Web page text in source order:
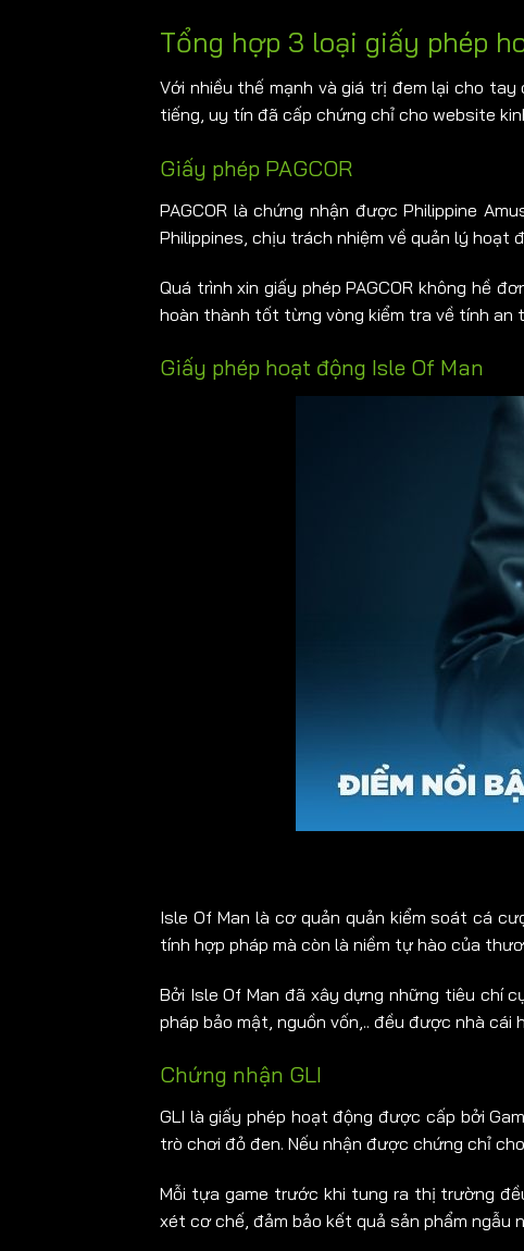
Tổng hợp 3 loại giấy phép
Với nhiều thế mạnh và giá trị đem lại cho
tiếng, uy tín đã cấp chứng chỉ cho website
Giấy phép PAGCOR
PAGCOR là chứng nhận được Philippine
Philippines, chịu trách nhiệm về quản lý hoạt
Quá trình xin giấy phép PAGCOR không hề
hoàn thành tốt từng vòng kiểm tra về tính an
Giấy phép hoạt động Isle Of Man
Isle Of Man là cơ quản quản kiểm soát cá
tính hợp pháp mà còn là niềm tự hào của
Bởi Isle Of Man đã xây dựng những tiêu chí
pháp bảo mật, nguồn vốn,.. đều được nhà cái
Chứng nhận GLI
GLI làgiấy phép hoạt độngđược cấp bởi
trò chơi đỏ đen. Nếu nhận được chứng chỉ
Mỗi tựa game trước khi tung ra thị trường
xét cơ chế, đảm bảo kết quả sản phẩm ngẫu